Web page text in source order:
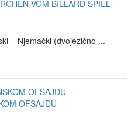
VOM BILLARD SPIEL
– Njemački (dvojezično ...
OFSAJDU